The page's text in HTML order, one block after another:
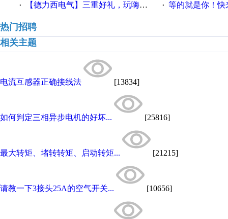
· 【德力西电气】三重好礼，玩嗨夏日！ · 等的就是你！快来
热门招聘
相关主题
电流互感器正确接线法 [13834]
如何判定三相异步电机的好坏... [25816]
最大转矩、堵转转矩、启动转矩... [21215]
请教一下3接头25A的空气开关... [10656]